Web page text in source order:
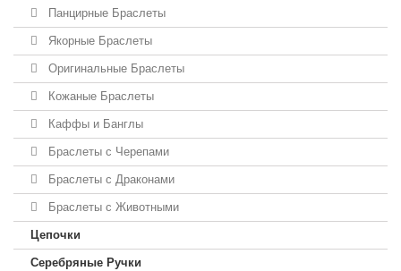
Панцирные Браслеты
Якорные Браслеты
Оригинальные Браслеты
Кожаные Браслеты
Каффы и Банглы
Браслеты с Черепами
Браслеты с Драконами
Браслеты с Животными
Цепочки
Серебряные Ручки